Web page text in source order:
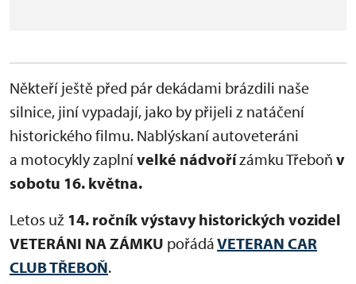
Někteří ještě před pár dekádami brázdili naše
silnice, jiní vypadají, jako by přijeli z natáčení
historického filmu. Nablýskaní autoveteráni
a motocykly zaplnívelké nádvořízámku Třeboň v
sobotu 16. května.
Letos už 14. ročník výstavy historických vozidel
VETERÁNI NA ZÁMKU pořádáVETERAN CAR
CLUB TŘEBOŇ.